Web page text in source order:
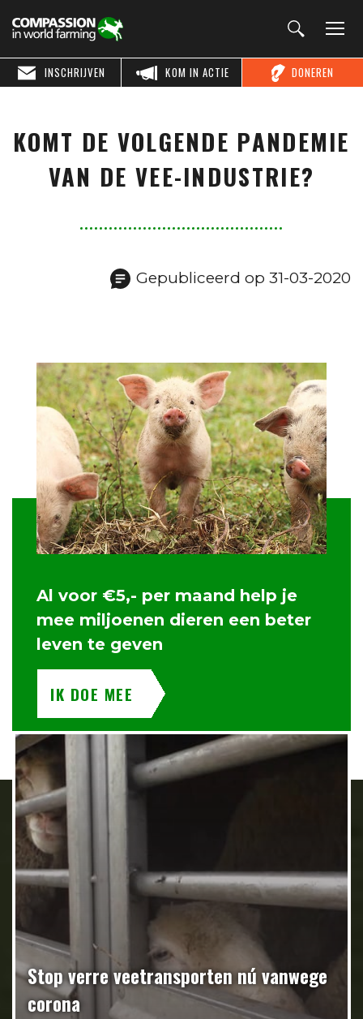
DONEREN
KOM IN ACTIE
INSCHRIJVEN
KOMT DE VOLGENDE PANDEMIE
VAN DE VEE-INDUSTRIE?
Gepubliceerd op 31-03-2020
Al voor €5,- per maand help je
mee miljoenen dieren een beter
leven te geven
IK DOE MEE
Stop verre veetransporten nú vanwege
corona